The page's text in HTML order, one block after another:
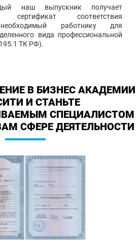
наш выпускник получает
сертификат соответствия
необходимый работнику для
вида профессиональной
ТК РФ).
В БИЗНЕС АКАДЕМИИ
И СТАНЬТЕ
СПЕЦИАЛИСТОМ
СФЕРЕ ДЕЯТЕЛЬНОСТИ